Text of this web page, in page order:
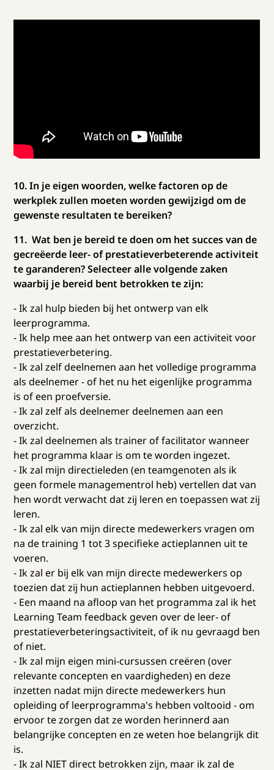
10. In je eigen woorden, welke factoren op de
werkplek zullen moeten worden gewijzigd om de
gewenste resultaten te bereiken?
11. Wat ben je bereid te doen om het succes van de
gecreëerde leer- of prestatieverbeterende activiteit
te garanderen? Selecteer alle volgende zaken
waarbij je bereid bent betrokken te zijn:
- Ik zal hulp bieden bij het ontwerp van elk
leerprogramma.
- Ik help mee aan het ontwerp van een activiteit voor
prestatieverbetering.
- Ik zal zelf deelnemen aan het volledige programma
als deelnemer - of het nu het eigenlijke programma
is of een proefversie.
- Ik zal zelf als deelnemer deelnemen aan een
overzicht.
- Ik zal deelnemen als trainer of facilitator wanneer
het programma klaar is om te worden ingezet.
- Ik zal mijn directieleden (en teamgenoten als ik
geen formele managementrol heb) vertellen dat van
hen wordt verwacht dat zij leren en toepassen wat zij
leren.
- Ik zal elk van mijn directe medewerkers vragen om
na de training 1 tot 3 specifieke actieplannen uit te
voeren.
- Ik zal er bij elk van mijn directe medewerkers op
toezien dat zij hun actieplannen hebben uitgevoerd.
- Een maand na afloop van het programma zal ik het
Learning Team feedback geven over de leer- of
prestatieverbeteringsactiviteit, of ik nu gevraagd ben
of niet.
- Ik zal mijn eigen mini-cursussen creëren (over
relevante concepten en vaardigheden) en deze
inzetten nadat mijn directe medewerkers hun
opleiding of leerprogramma's hebben voltooid - om
ervoor te zorgen dat ze worden herinnerd aan
belangrijke concepten en ze weten hoe belangrijk dit
is.
- Ik zal NIET direct betrokken zijn, maar ik zal de